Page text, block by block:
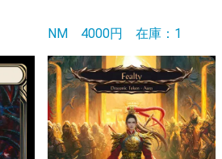
NM 4000円 在庫：1